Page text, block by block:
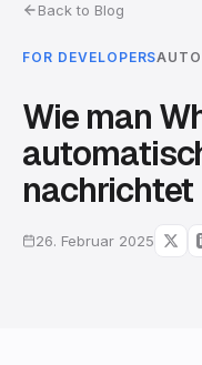
Back to Blog
FOR DEVELOPERS
Wie man
nachrichtet
26. Februar 2025